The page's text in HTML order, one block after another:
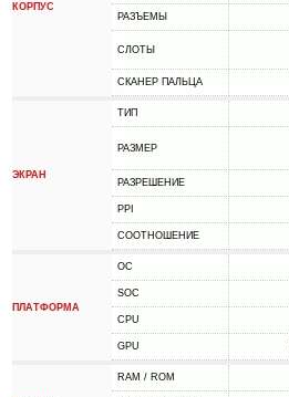
КОРПУС
РАЗЪЕМЫ
СЛОТЫ
СКАНЕР ПАЛЬЦА
ЭКРАН
ТИП
РАЗМЕР
РАЗРЕШЕНИЕ
PPI
СООТНОШЕНИЕ
ПЛАТФОРМА
ОС
SOC
CPU
GPU
RAM / ROM